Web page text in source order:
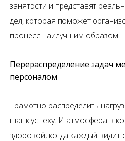
занятости и представят
дел, которая поможет
процесс наилучшим образом.
Перераспределение задач
персоналом
Грамотно распределить
шаг к успеху. И атмосфера в
здоровой, когда каждый